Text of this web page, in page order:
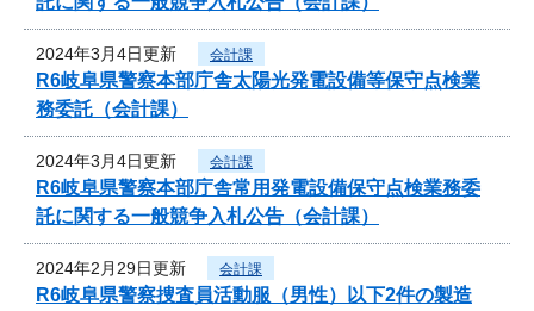
2024年3月4日更新 会計課
R6岐阜県警察本部庁舎太陽光発電設備等保守点検業
務委託（会計課）
2024年3月4日更新 会計課
R6岐阜県警察本部庁舎常用発電設備保守点検業務委
託に関する一般競争入札公告（会計課）
2024年2月29日更新 会計課
R6岐阜県警察捜査員活動服（男性）以下2件の製造